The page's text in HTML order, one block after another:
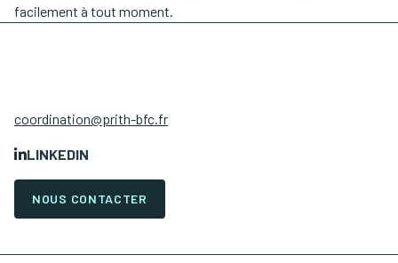
facilement à tout moment.
coordination@prith-bfc.fr
LINKEDIN
NOUS CONTACTER